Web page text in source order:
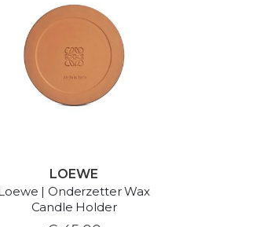
LOEWE
| Onderzetter Wax
Candle Holder